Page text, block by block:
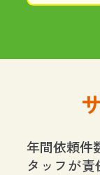
年間依頼件
タッフが